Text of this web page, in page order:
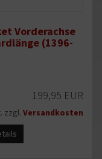
Vorderachse
(1396-
199,95 EUR
zzgl. Versandkosten